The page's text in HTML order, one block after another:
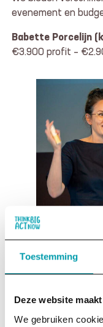
Toestemming
Deze website
We gebruiken
evenement en
Babette Porcelijn
€3.900 profit –
NEMEN